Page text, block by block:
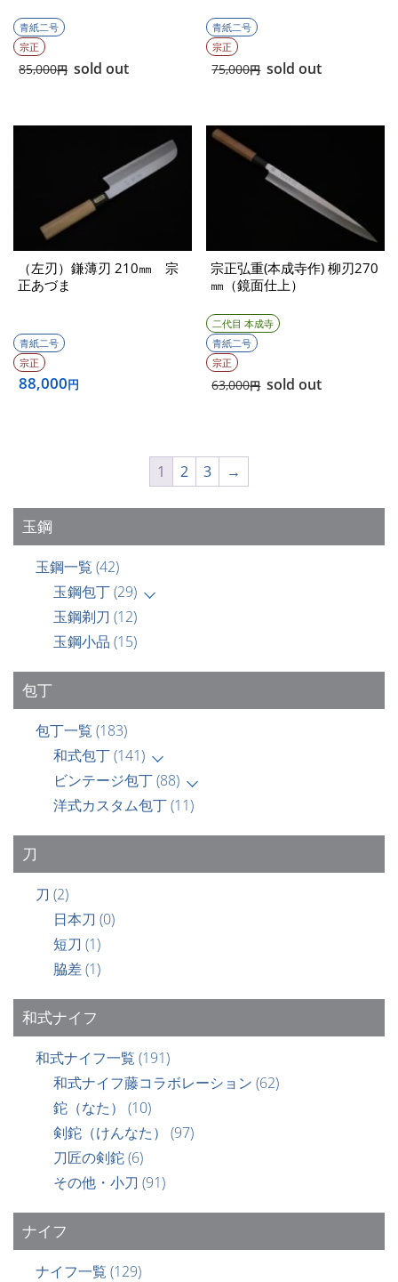
玉鋼
玉鋼一覧 (42)
玉鋼包丁(29)
玉鋼剃刀 (12)
玉鋼小品 (15)
包丁
包丁一覧 (183)
和式包丁(141)
ビンテージ包丁(88)
洋式カスタム包丁(11)
刀
刀 (2)
日本刀 (0)
短刀 (1)
脇差(1)
和式ナイフ
和式ナイフ一覧 (191)
和式ナイフ藤コラボレーション (62)
鉈（なた） (10)
剣鉈（けんなた） (97)
刀匠の剣鉈(6)
その他・小刀 (91)
ナイフ
ナイフ一覧 (129)
青紙二号
宗正
85,000円 sold out
青紙二号
宗正
75,000円 sold out
（左刃）鎌薄刃 210㎜ 宗
正あづま
青紙二号
宗正
88,000円
宗正弘重(本成寺作) 柳刃270
㎜（鏡面仕上）
二代目 本成寺
青紙二号
宗正
63,000円 sold out
1 2 3 →